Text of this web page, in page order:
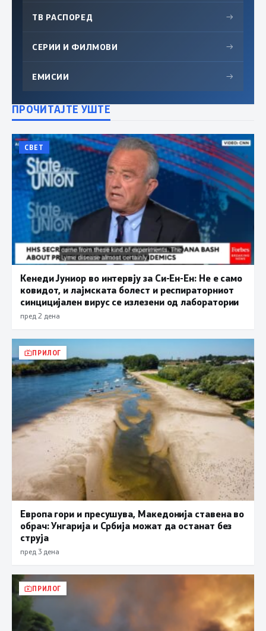
ТВ РАСПОРЕД →
СЕРИИ И ФИЛМОВИ →
ЕМИСИИ →
ПРОЧИТАЈТЕ УШТЕ
СВЕТ
Кенеди Јуниор во интервју за Си-Ен-Ен: Не е само
ковидот, и лајмската болест и респираторниот
синцицијален вирус се излезени од лаборатории
пред 2 дена
ПРИЛОГ
Европа гори и пресушува, Македонија ставена во
обрач: Унгарија и Србија можат да останат без
струја
пред 3 дена
ПРИЛОГ